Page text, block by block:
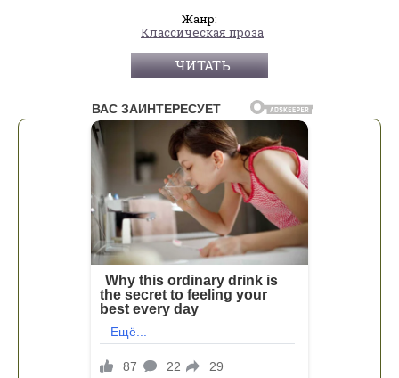
Жанр:
Классическая проза
ЧИТАТЬ